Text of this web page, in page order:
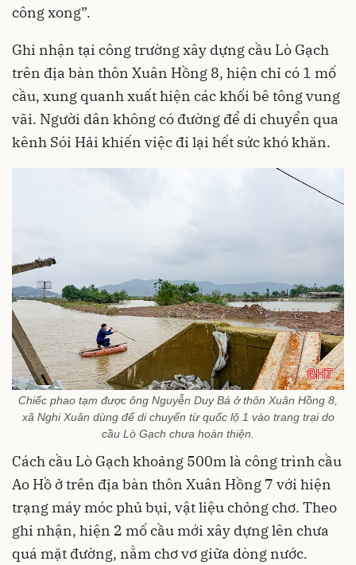
công xong”.
Ghi nhận tại công trường xây dựng cầu Lò Gạch
trên địa bàn thôn Xuân Hồng 8, hiện chỉ có 1 mố
cầu, xung quanh xuất hiện các khối bê tông vung
vãi. Người dân không có đường để di chuyển qua
kênh Sói Hải khiến việc đi lại hết sức khó khăn.
Chiếc phao tạm được ông Nguyễn Duy Bá ở thôn Xuân Hồng 8,
xã Nghi Xuân dùng để di chuyển từ quốc lộ 1 vào trang trại do
cầu Lò Gạch chưa hoàn thiện.
Cách cầu Lò Gạch khoảng 500m là công trình cầu
Ao Hồ ở trên địa bàn thôn Xuân Hồng 7 với hiện
trạng máy móc phủ bụi, vật liệu chỏng chơ. Theo
ghi nhận, hiện 2 mố cầu mới xây dựng lên chưa
quá mặt đường, nằm chơ vơ giữa dòng nước.